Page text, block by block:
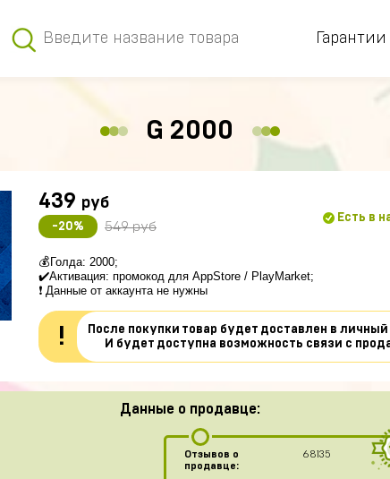
Гарантии
G 2000
439 руб
-20% 549 руб
Есть в
💰Голда: 2000;
✔️Активация: промокод для AppStore / PlayMarket;
❗ Данные от аккаунта не нужны
!
После покупки товар будет доставлен в личный
И будет доступна возможность связи с
Данные о продавце:
Отзывов о
продавце:
68135